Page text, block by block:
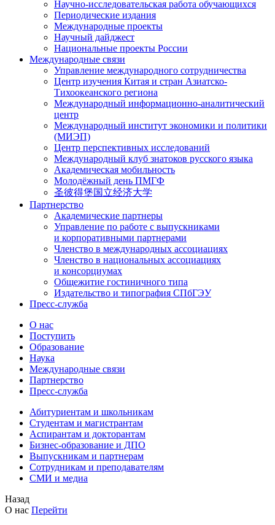
Научно-исследовательская работа обучающихся
Периодические издания
Международные проекты
Научный дайджест
Национальные проекты России
Международные связи
Управление международного сотрудничества
Центр изучения Китая и стран Азиатско-
Тихоокеанского региона
Международный информационно-аналитический
центр
Международный институт экономики и политики
(МИЭП)
Центр перспективных исследований
Международный клуб знатоков русского языка
Академическая мобильность
Молодёжный день ПМГФ
圣彼得堡国立经济大学
Партнерство
Академические партнеры
Управление по работе с выпускниками
и корпоративными партнерами
Членство в международных ассоциациях
Членство в национальных ассоциациях
и консорциумах
Общежитие гостиничного типа
Издательство и типография СПбГЭУ
Пресс-служба
О нас
Поступить
Образование
Наука
Международные связи
Партнерство
Пресс-служба
Абитуриентам и школьникам
Студентам и магистрантам
Аспирантам и докторантам
Бизнес-образование и ДПО
Выпускникам и партнерам
Сотрудникам и преподавателям
СМИ и медиа
Назад
О нас Перейти